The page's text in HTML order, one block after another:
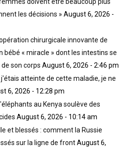
doivent être beaucoup plus
les décisions » August 6, 2026 -
chirurgicale innovante de
bébé « miracle » dont les intestins se
son corps August 6, 2026 - 2:46 pm
atteinte de cette maladie, je ne
6, 2026 - 12:28 pm
au Kenya soulève des
August 6, 2026 - 10:14 am
et blessés : comment la Russie
sur la ligne de frontAugust 6,